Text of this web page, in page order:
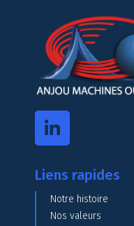
Liens rapides
Notre histoire
Nos valeurs